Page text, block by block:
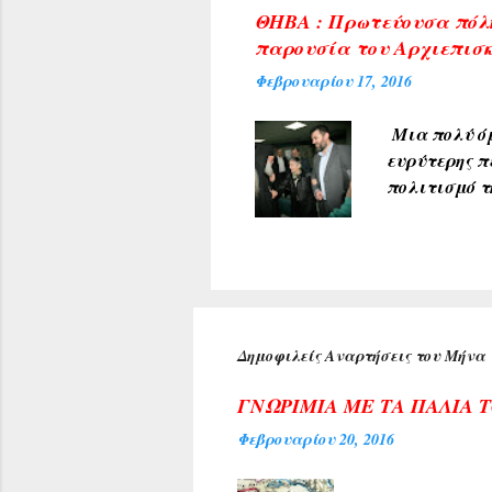
δικαιώματα
από άλλες
που
ΘΗΒΑ : Πρωτεύουσα
παρουσία του
Φεβρουαρίου 17, 2016
Μια πολύ
ευρύτερης
πολιτισμό
πρύτανη
αιθούσης
τιμή για
Δημοφιλείς Αναρτήσεις του Μήνα
ΓΝΩΡΙΜΙΑ ΜΕ ΤΑ ΠΑΛΙΑ
Φεβρουαρίου 20, 2016